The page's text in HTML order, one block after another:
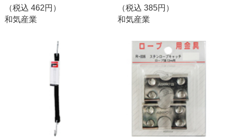
（税込 462円）
和気産業
（税込385円）
和気産業